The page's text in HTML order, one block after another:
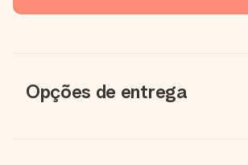
Opções de entrega